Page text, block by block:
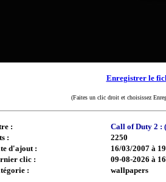
Enregistrer le
(Faites un clic droit et choisissez
:
Call of Duty 2 :
:
2250
d'ajout :
16/03/2007 à
clic :
09-08-2026 à
:
wallpapers